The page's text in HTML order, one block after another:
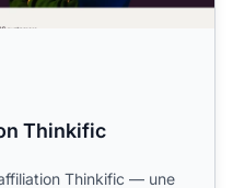
Thinkific
Thinkific — une